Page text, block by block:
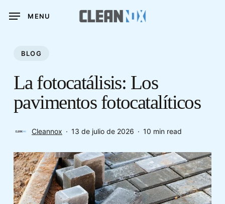
content
MENU
BLOG
La fotocatálisis: Los
pavimentos fotocatalíticos
Cleannox 13 de julio de 2026 10 min read